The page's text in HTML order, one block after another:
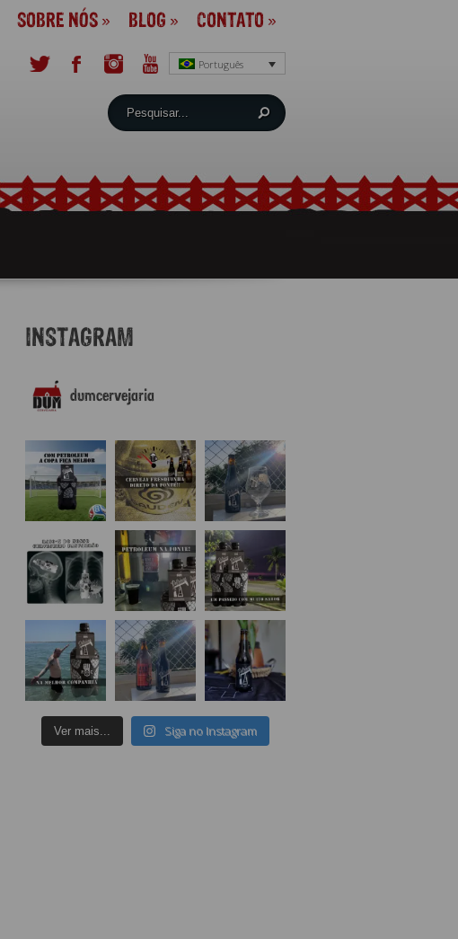
Português
SOBRE NÓS » BLOG » CONTATO »
INSTAGRAM
dumcervejaria
Ver mais... Siga no Instagram